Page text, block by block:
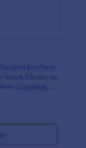
kayıtlarını
büroları ve
üzerinden